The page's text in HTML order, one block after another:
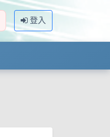
登入